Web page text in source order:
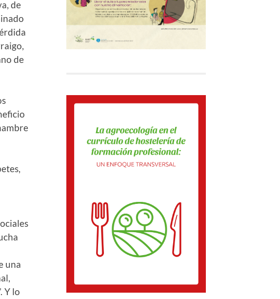
de
de
una
Y lo